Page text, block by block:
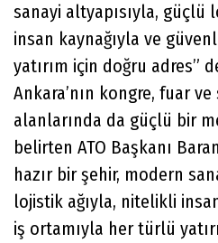
sanayi altyapısıyla, güçlü
insan kaynağıyla ve
yatırım için doğru adres”
Ankara’nın kongre, fuar
alanlarında da güçlü bir
belirten ATO Başkanı
hazır bir şehir, modern
lojistik ağıyla, nitelikli
iş ortamıyla her türlü